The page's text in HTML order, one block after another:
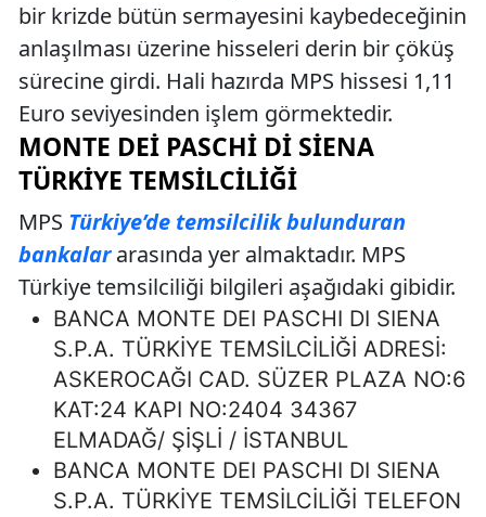
bir krizde bütün sermayesini kaybedeceğinin
anlaşılması üzerine hisseleri derin bir çöküş
sürecine girdi. Hali hazırda MPS hissesi 1,11
Euro seviyesinden işlem görmektedir.
MONTE DEI PASCHI DI SIENA
TÜRKIYE TEMSILCILIĞI
MPS Türkiye’de temsilcilik bulunduran
bankalararasında yer almaktadır. MPS
Türkiye temsilciliği bilgileri aşağıdaki gibidir.
BANCA MONTE DEI PASCHI DI SIENA
S.P.A. TÜRKİYE TEMSİLCİLİĞİ ADRESİ:
ASKEROCAĞI CAD. SÜZER PLAZA NO:6
KAT:24 KAPI NO:2404 34367
ELMADAĞ/ ŞİŞLİ / İSTANBUL
BANCA MONTE DEI PASCHI DI SIENA
S.P.A. TÜRKİYE TEMSİLCİLİĞİ TELEFON